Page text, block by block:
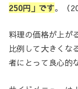
250円」です。（
料理の価格が上が
比例して大きくな
者にとって良心的